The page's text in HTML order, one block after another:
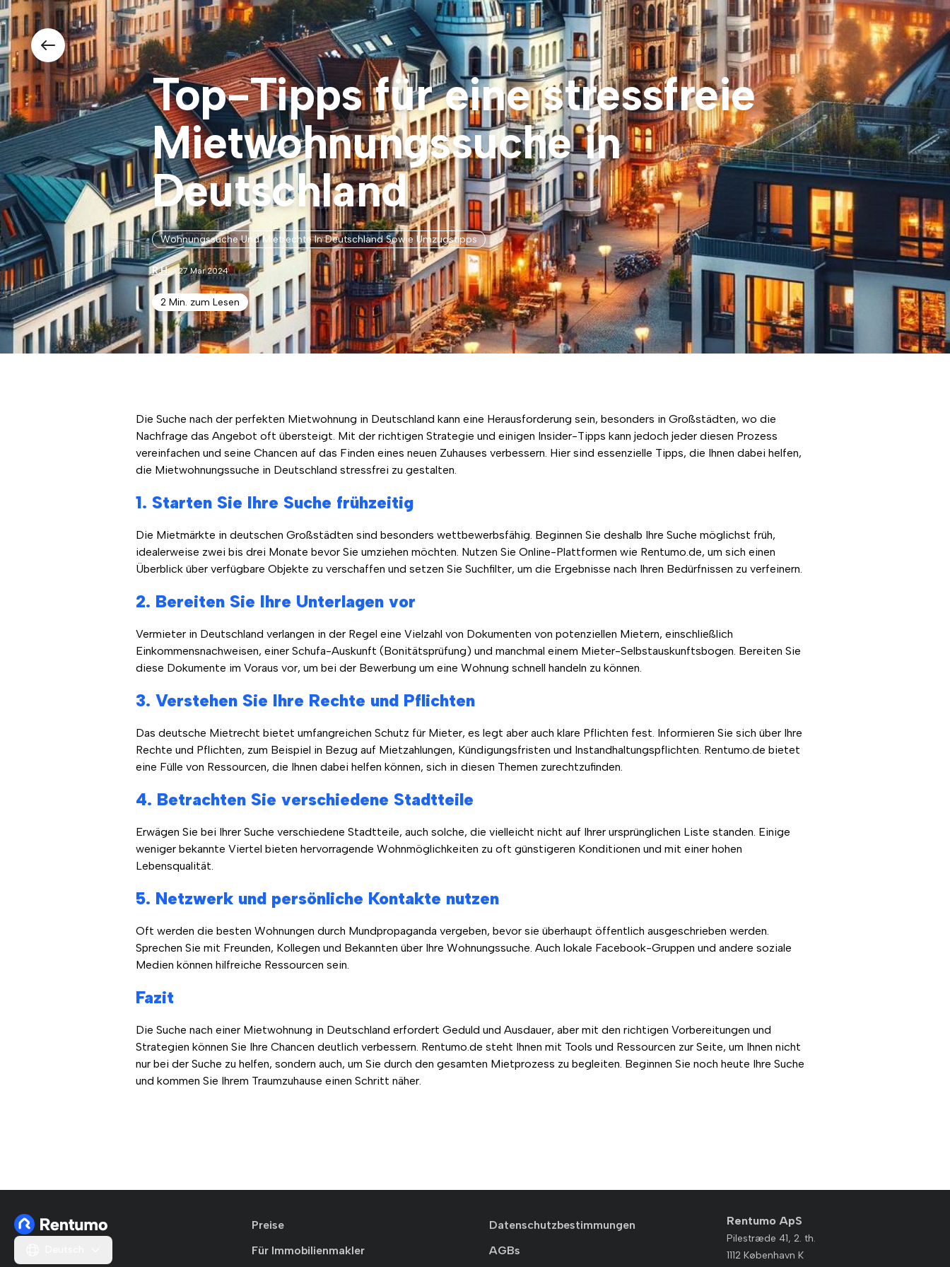
Top-Tipps für eine stressfreie
Mietwohnungssuche in
Deutschland
Wohnungssuche Und Mietrechte In Deutschland Sowie Umzugstipps
R.H. 27 Mar 2024
2 Min. zum Lesen
Die Suche nach der perfekten Mietwohnung in Deutschland kann eine Herausforderung sein, besonders in Großstädten, wo die
Nachfrage das Angebot oft übersteigt. Mit der richtigen Strategie und einigen Insider-Tipps kann jedoch jeder diesen Prozess
vereinfachen und seine Chancen auf das Finden eines neuen Zuhauses verbessern. Hier sind essenzielle Tipps, die Ihnen dabei helfen,
die Mietwohnungssuche in Deutschland stressfrei zu gestalten.
1. Starten Sie Ihre Suche frühzeitig
Die Mietmärkte in deutschen Großstädten sind besonders wettbewerbsfähig. Beginnen Sie deshalb Ihre Suche möglichst früh,
idealerweise zwei bis drei Monate bevor Sie umziehen möchten. Nutzen Sie Online-Plattformen wie Rentumo.de, um sich einen
Überblick über verfügbare Objekte zu verschaffen und setzen Sie Suchfilter, um die Ergebnisse nach Ihren Bedürfnissen zu verfeinern.
2. Bereiten Sie Ihre Unterlagen vor
Vermieter in Deutschland verlangen in der Regel eine Vielzahl von Dokumenten von potenziellen Mietern, einschließlich
Einkommensnachweisen, einer Schufa-Auskunft (Bonitätsprüfung) und manchmal einem Mieter-Selbstauskunftsbogen. Bereiten Sie
diese Dokumente im Voraus vor, um bei der Bewerbung um eine Wohnung schnell handeln zu können.
3. Verstehen Sie Ihre Rechte und Pflichten
Das deutsche Mietrecht bietet umfangreichen Schutz für Mieter, es legt aber auch klare Pflichten fest. Informieren Sie sich über Ihre
Rechte und Pflichten, zum Beispiel in Bezug auf Mietzahlungen, Kündigungsfristen und Instandhaltungspflichten. Rentumo.de bietet
eine Fülle von Ressourcen, die Ihnen dabei helfen können, sich in diesen Themen zurechtzufinden.
4. Betrachten Sie verschiedene Stadtteile
Erwägen Sie bei Ihrer Suche verschiedene Stadtteile, auch solche, die vielleicht nicht auf Ihrer ursprünglichen Liste standen. Einige
weniger bekannte Viertel bieten hervorragende Wohnmöglichkeiten zu oft günstigeren Konditionen und mit einer hohen
Lebensqualität.
5. Netzwerk und persönliche Kontakte nutzen
Oft werden die besten Wohnungen durch Mundpropaganda vergeben, bevor sie überhaupt öffentlich ausgeschrieben werden.
Sprechen Sie mit Freunden, Kollegen und Bekannten über Ihre Wohnungssuche. Auch lokale Facebook-Gruppen und andere soziale
Medien können hilfreiche Ressourcen sein.
Fazit
Die Suche nach einer Mietwohnung in Deutschland erfordert Geduld und Ausdauer, aber mit den richtigen Vorbereitungen und
Strategien können Sie Ihre Chancen deutlich verbessern. Rentumo.de steht Ihnen mit Tools und Ressourcen zur Seite, um Ihnen nicht
nur bei der Suche zu helfen, sondern auch, um Sie durch den gesamten Mietprozess zu begleiten. Beginnen Sie noch heute Ihre Suche
und kommen Sie Ihrem Traumzuhause einen Schritt näher.
Preise
Für Immobilienmakler
Datenschutzbestimmungen
AGBs
Rentumo ApS
Pilestræde 41, 2. th.
1112 København K